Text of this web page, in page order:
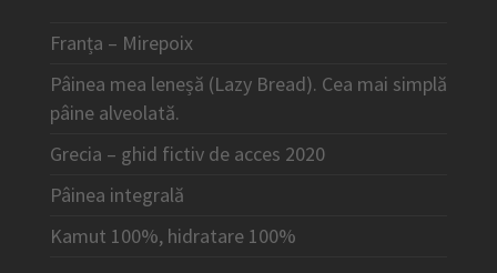
Franța – Mirepoix
Pâinea mea leneșă (Lazy Bread). Cea mai simplă
pâine alveolată.
Grecia – ghid fictiv de acces 2020
Pâinea integrală
Kamut 100%, hidratare 100%